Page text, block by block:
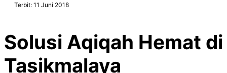
Terbit: 11 Juni 2018
Solusi Aqiqah Hemat di
Tasikmalaya